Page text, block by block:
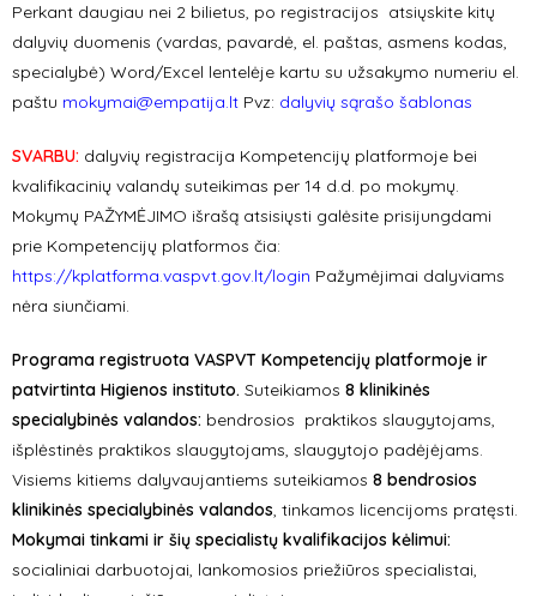
Perkant daugiau nei 2 bilietus, po registracijos atsiųskite kitų
dalyvių duomenis (vardas, pavardė, el. paštas, asmens kodas,
specialybė) Word/Excel lentelėje kartu su užsakymo numeriu el.
paštu mokymai@empatija.lt Pvz: dalyvių sąrašo šablonas
SVARBU: dalyvių registracija Kompetencijų platformoje bei
kvalifikacinių valandų suteikimas per 14 d.d. po mokymų.
Mokymų PAŽYMĖJIMO išrašą atsisiųsti galėsite prisijungdami
prie Kompetencijų platformos čia:
https://kplatforma.vaspvt.gov.lt/login Pažymėjimai dalyviams
nėra siunčiami.
Programa registruota VASPVT Kompetencijų platformoje ir
patvirtinta Higienos instituto. Suteikiamos 8 klinikinės
specialybinės valandos: bendrosios praktikos slaugytojams,
išplėstinės praktikos slaugytojams, slaugytojo padėjėjams.
Visiems kitiems dalyvaujantiems suteikiamos 8 bendrosios
klinikinės specialybinės valandos, tinkamos licencijoms pratęsti.
Mokymai tinkami ir šių specialistų kvalifikacijos kėlimui:
socialiniai darbuotojai, lankomosios priežiūros specialistai,